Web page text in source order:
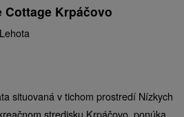
Cottage Krpáčovo
situovaná v tichom prostredí Nízkych
stredisku Krpáčovo, ponúka...